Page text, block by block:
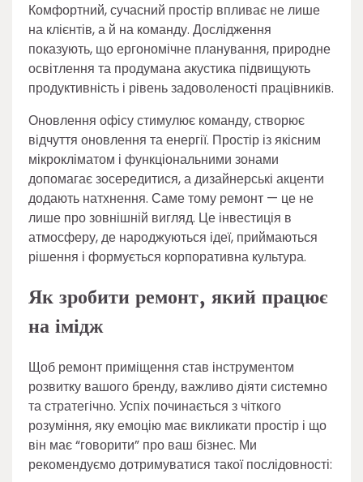
Комфортний, сучасний простір впливає не лише
на клієнтів, а й на команду. Дослідження
показують, що ергономічне планування, природне
освітлення та продумана акустика підвищують
продуктивність і рівень задоволеності працівників.
Оновлення офісу стимулює команду, створює
відчуття оновлення та енергії. Простір із якісним
мікрокліматом і функціональними зонами
допомагає зосередитися, а дизайнерські акценти
додають натхнення. Саме тому ремонт — це не
лише про зовнішній вигляд. Це інвестиція в
атмосферу, де народжуються ідеї, приймаються
рішення і формується корпоративна культура.
Як зробити ремонт, який працює
на імідж
Щоб ремонт приміщення став інструментом
розвитку вашого бренду, важливо діяти системно
та стратегічно. Успіх починається з чіткого
розуміння, яку емоцію має викликати простір і що
він має “говорити” про ваш бізнес. Ми
рекомендуємо дотримуватися такої послідовності: